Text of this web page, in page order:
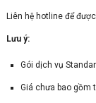
Liên hệ hotline để
Lưu ý:
Gói dịch vụ
Giá chưa bao gồm